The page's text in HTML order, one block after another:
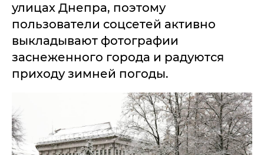
улицах Днепра, поэтому
пользователи соцсетей активно
выкладывают фотографии
заснеженного города и радуются
приходу зимней погоды.